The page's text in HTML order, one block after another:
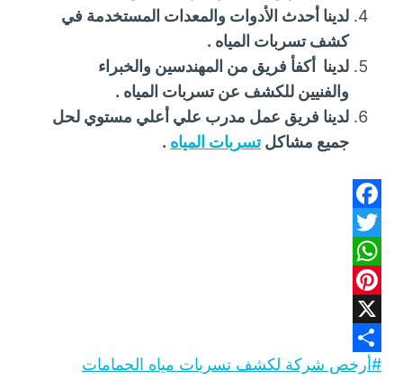
لدينا أحدث الأدوات والمعدات المستخدمة في
كشف تسربات المياه .
لدينا أكفأ فريق من المهندسين والخبراء
والفنيين للكشف عن تسربات المياه .
لدينا فريق عمل مدرب علي أعلي مستوي لحل
جميع مشاكلتسربات المياه .
F
a
c
e
b
o
T
w
t
W
h
a
t
P
n
X
S
وسوم
#أرخص شركة لكشف تسربات مياه الحمامات